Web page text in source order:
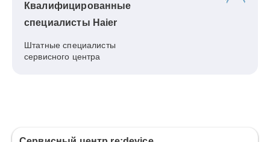
Квалифицированные
специалисты Haier
Штатные специалисты
сервисного центра